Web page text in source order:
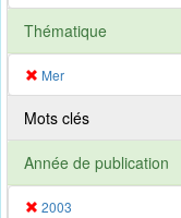
Thématique
Mer
Mots clés
Année de publication
2003